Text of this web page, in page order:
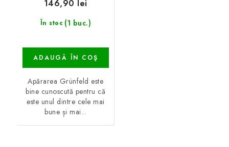
În stoc (1 buc.)
146,90 lei
ADAUGĂ ÎN COŞ
Apărarea Grünfeld este
bine cunoscută pentru că
este unul dintre cele mai
bune și mai...